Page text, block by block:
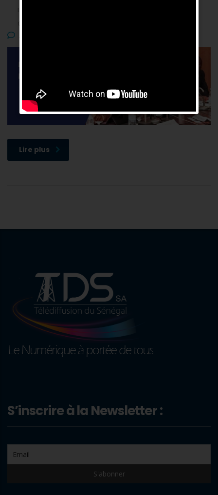
Envoyé par :
Catégorie :
Lire plus
S’inscrire à la Newsletter :